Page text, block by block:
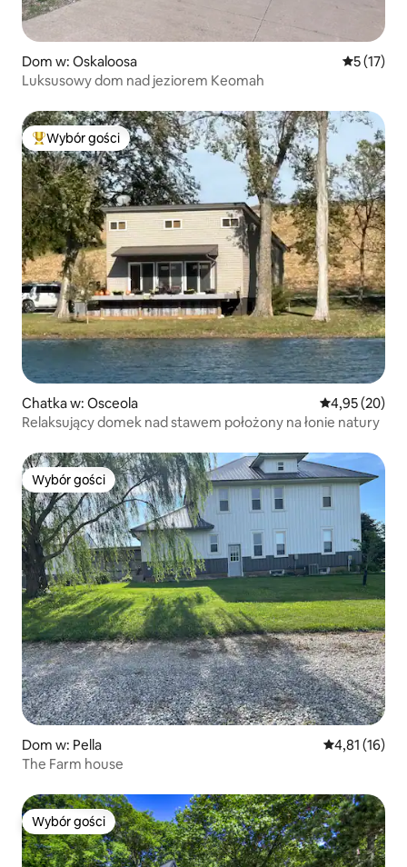
Dom w: Oskaloosa Średnia
5 (17)
Luksusowy dom nad jeziorem Keomah
Najpopularniejsze z kategorii Wybór gości
Wybór gości
Chatka w: Osceola Średnia
4,95 (20)
Relaksujący domek nad stawem położony na łonie natury
Wybór gości
Wybór gości
Dom w: Pella Średnia
4,81 (16)
The Farm house
Wybór gości
Wybór gości